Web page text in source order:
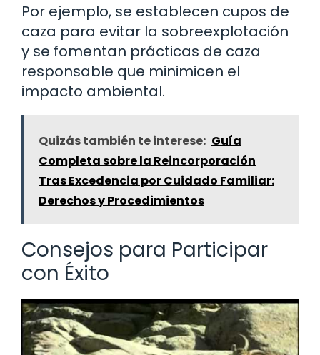
Por ejemplo, se establecen cupos de
caza para evitar la sobreexplotación
y se fomentan prácticas de caza
responsable que minimicen el
impacto ambiental.
Quizás también te interese: Guía
Completa sobre la Reincorporación
Tras Excedencia por Cuidado Familiar:
Derechos y Procedimientos
Consejos para Participar
con Éxito